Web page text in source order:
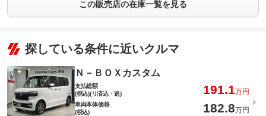
この販売店の在庫一覧を見る
探している条件に近いクルマ
Ｎ－ＢＯＸカスタム
支払総額
(税込)(リ済込・追)
191.1万円
車両本体価格
(税込)
182.8万円